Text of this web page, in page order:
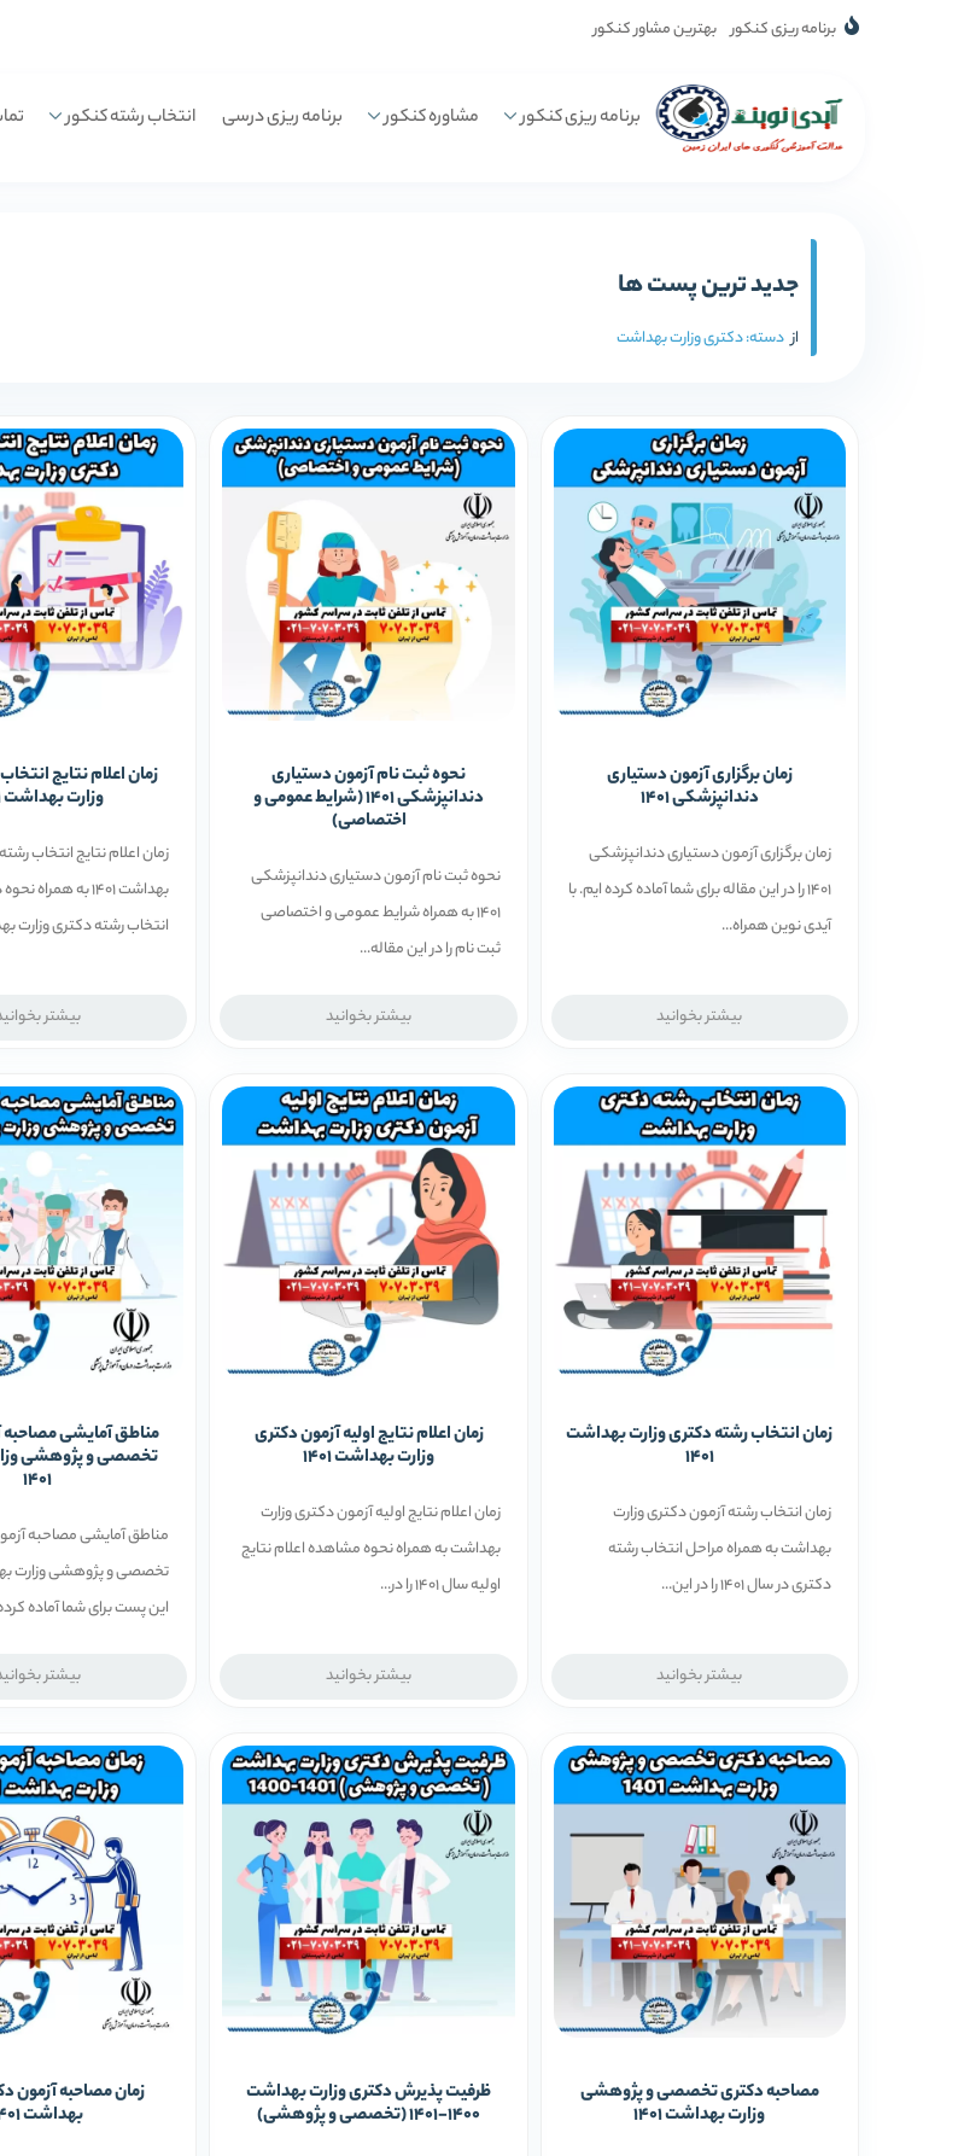
برنامه ریزی کنکور بهترین مشاور کنکور
برنامه ریزی کنکور مشاوره کنکور برنامه ریزی درسی انتخاب رشته کنکور
جدید ترین پست ها
ازدسته:دکتری وزارت بهداشت
زمان برگزاری آزمون دستیاری
دندانپزشکی 1401
زمان برگزاری آزمون دستیاری دندانپزشکی
1401 را در این مقاله برای شما آماده کرده ایم. با
آیدی نوین همراه...
بیشتر بخوانید
نحوه ثبت نام آزمون دستیاری
دندانپزشکی 1401 (شرایط عمومی و
اختصاصی)
نحوه ثبت نام آزمون دستیاری دندانپزشکی
1401 به همراه شرایط عمومی و اختصاصی
ثبت نام را در این مقاله...
بیشتر بخوانید
زمان اعلام نتایج
وزارت بهداشت ۱۴۰۱
زمان اعلام نتایج انتخاب
بهداشت ۱۴۰۱ به
انتخاب رشته دکتری وزارت
بیشتر
زمان انتخاب رشته دکتری وزارت بهداشت
1401
زمان انتخاب رشته آزمون دکتری وزارت
بهداشت به همراه مراحل انتخاب رشته
دکتری در سال 1401 را در این...
بیشتر بخوانید
زمان اعلام نتایج اولیه آزمون دکتری
وزارت بهداشت 1401
زمان اعلام نتایج اولیه آزمون دکتری وزارت
بهداشت به همراه نحوه مشاهده اعلام نتایج
اولیه سال 1401 را در...
بیشتر بخوانید
مناطق آمایشی مصاحبه
تخصصی و پژوهشی
1401
مناطق آمایشی مصاحبه
این پست برای شما آماده
بیشتر
مصاحبه دکتری تخصصی و پژوهشی
وزارت بهداشت 1401
ظرفیت پذیرش دکتری وزارت بهداشت
1400-1401 (تخصصی و پژوهشی)
زمان مصاحبه آزمون
بهداشت 1401